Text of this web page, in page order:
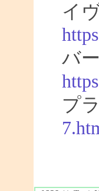
イ
バ
プ